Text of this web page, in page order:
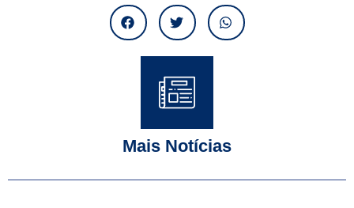
Mais Notícias